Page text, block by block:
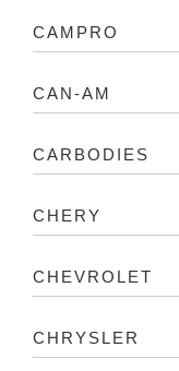
CAMPRO
CAN-AM
CARBODIES
CHERY
CHEVROLET
CHRYSLER